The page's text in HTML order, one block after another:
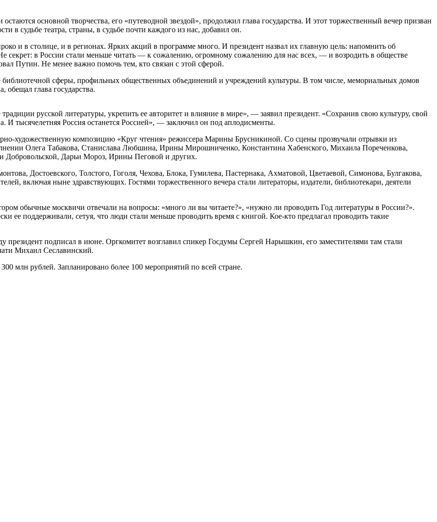
основной творчества, его «путеводной звездой», продолжил глава государства. И этот торжественный вечер призван
в судьбе театра, страны, в судьбе почти каждого из нас, добавил он.
и в столице, и в регионах. Ярких акций в программе много. И президент назвал их главную цель: напомнить об
секрет: в России стали меньше читать — к сожалению, огромному сожалению для нас всех, — и возродить в обществе
Путин. Не менее важно помочь тем, кто связан с этой сферой.
библиотечной сферы, профильных общественных объединений и учреждений культуры. В том числе, мемориальных домов
обещал глава государства.
русской литературы, укрепить ее авторитет и влияние в мире», — заявил президент. «Сохранив свою культуру, свой
И тысячелетняя Россия останется Россией», — заключил он под аплодисменты.
художественную композицию «Круг чтения» режиссера Марины Брусникиной. Со сцены прозвучали отрывки из
Олега Табакова, Станислава Любшина, Ирины Мирошниченко, Константина Хабенского, Михаила Пореченкова,
Добровольской, Дарьи Мороз, Ирины Пеговой и других.
Достоевского, Толстого, Гоголя, Чехова, Блока, Гумилева, Пастернака, Ахматовой, Цветаевой, Симонова, Булгакова,
включая ныне здравствующих. Гостями торжественного вечера стали литераторы, издатели, библиотекари, деятели
обычные москвичи отвечали на вопросы: «много ли вы читаете?», «нужно ли проводить Год литературы в России?».
ее поддерживали, сетуя, что люди стали меньше проводить время с книгой. Кое-кто предлагал проводить такие
президент подписал в июне. Оргкомитет возглавил спикер Госдумы Сергей Нарышкин, его заместителями там стали
Михаил Сеславинский.
млн рублей. Запланировано более 100 мероприятий по всей стране.